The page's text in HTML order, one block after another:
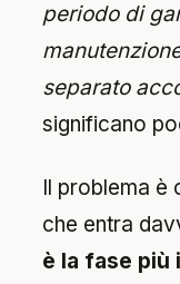
periodo di
separato
significano
Il problema è
che entra
è la fase più